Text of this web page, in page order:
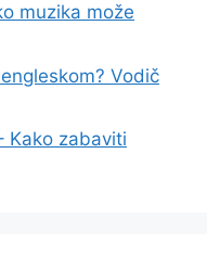
muzika može
Vodič
Kako zabaviti